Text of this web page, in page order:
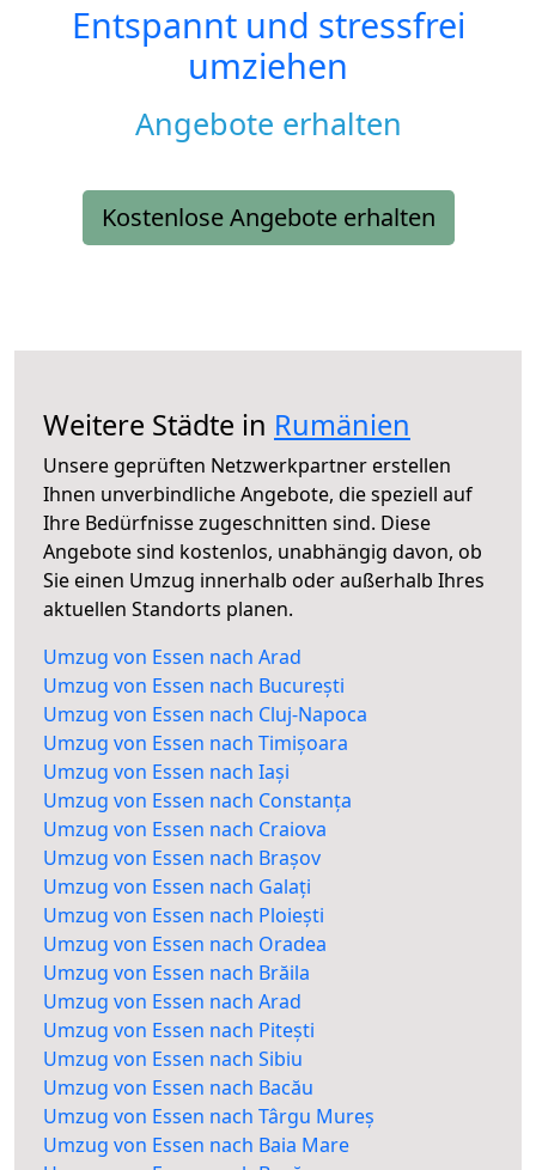
Entspannt und stressfrei
umziehen
Angebote erhalten
Kostenlose Angebote erhalten
Weitere Städte in Rumänien
Unsere geprüften Netzwerkpartner erstellen
Ihnen unverbindliche Angebote, die speziell auf
Ihre Bedürfnisse zugeschnitten sind. Diese
Angebote sind kostenlos, unabhängig davon, ob
Sie einen Umzug innerhalb oder außerhalb Ihres
aktuellen Standorts planen.
Umzug von Essen nach Arad
Umzug von Essen nach București
Umzug von Essen nach Cluj-Napoca
Umzug von Essen nach Timișoara
Umzug von Essen nach Iași
Umzug von Essen nach Constanța
Umzug von Essen nach Craiova
Umzug von Essen nach Brașov
Umzug von Essen nach Galați
Umzug von Essen nach Ploiești
Umzug von Essen nach Oradea
Umzug von Essen nach Brăila
Umzug von Essen nach Arad
Umzug von Essen nach Pitești
Umzug von Essen nach Sibiu
Umzug von Essen nach Bacău
Umzug von Essen nach Târgu Mureș
Umzug von Essen nach Baia Mare